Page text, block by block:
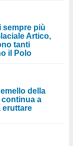
sempre più
Artico,
tanti
il Polo
della
continua a
eruttare